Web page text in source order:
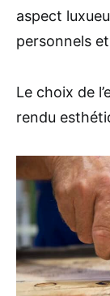
aspect
personnels
Le choix de
rendu